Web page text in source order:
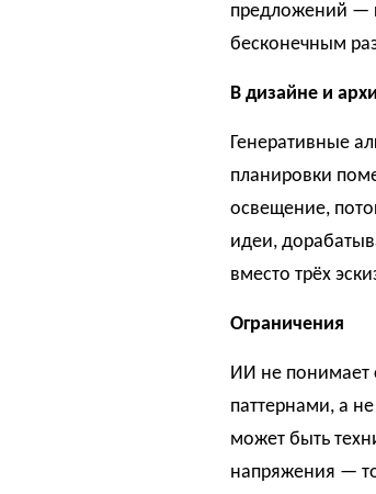
предложений —
бесконечным
В дизайне и
Генеративные
планировки
освещение,
идеи,
вместо трёх
Ограничения
ИИ не понимает
паттернами, а
может быть
напряжения —